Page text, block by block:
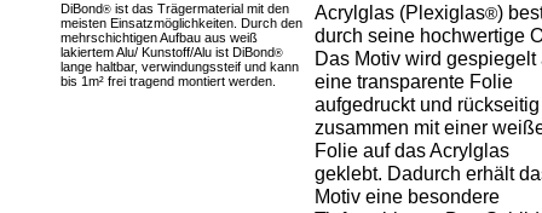
DiBond® ist das Trägermaterial mit den
meisten Einsatzmöglichkeiten. Durch den
mehrschichtigen Aufbau aus weiß
lakiertem Alu/ Kunstoff/Alu ist DiBond®
lange haltbar, verwindungssteif und kann
bis 1m² frei tragend montiert werden.
Acrylglas (Plexiglas®)
durch seine hochwertige
Das Motiv wird gespiegelt
eine transparente Folie
aufgedruckt und rückseitig
zusammen mit einer
Folie auf das Acrylglas
geklebt. Dadurch erhält
Motiv eine besondere